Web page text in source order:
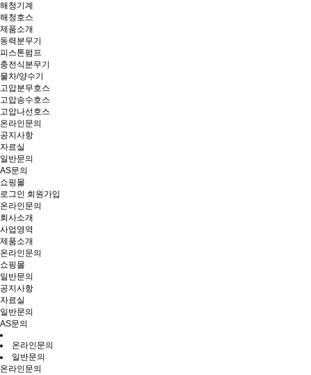
해청기계
해청호스
제품소개
동력분무기
피스톤펌프
충전식분무기
물차/양수기
고압분무호스
고압송수호스
고압나선호스
온라인문의
공지사항
자료실
일반문의
AS문의
쇼핑몰
로그인 회원가입
온라인문의
회사소개
사업영역
제품소개
온라인문의
쇼핑몰
일반문의
공지사항
자료실
일반문의
AS문의
온라인문의
일반문의
온라인문의